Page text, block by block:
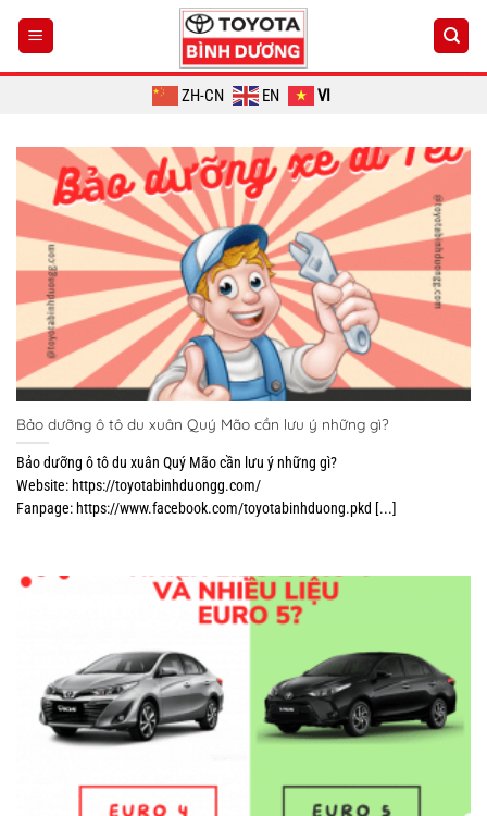
nội
ZH-CN EN VI
Bảo dưỡng ô tô du xuân Quý Mão cần lưu ý những gì?
Bảo dưỡng ô tô du xuân Quý Mão cần lưu ý những gì?
Website: https://toyotabinhduongg.com/
Fanpage: https://www.facebook.com/toyotabinhduong.pkd [...]